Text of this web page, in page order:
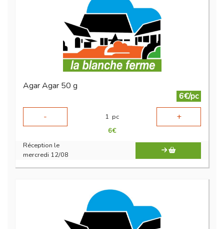
Agar Agar 50 g
6€/pc
-
1 pc +
6€
Réception le
mercredi 12/08